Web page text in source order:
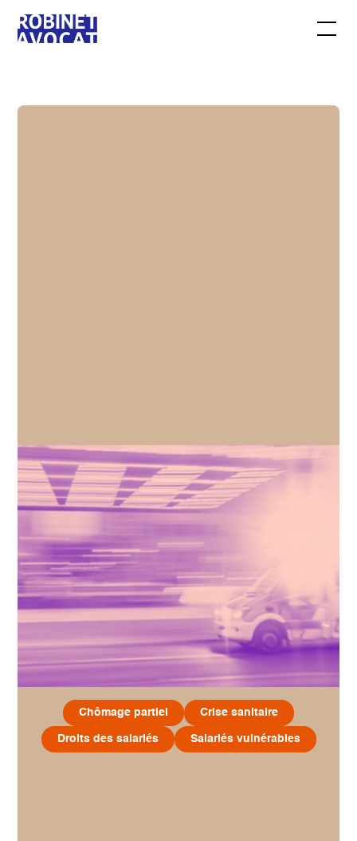
Chômage partiel Crise sanitaire
Droits des salariés Salariés vulnérables